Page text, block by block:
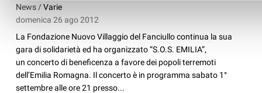
News /Varie
domenica 26 ago 2012
La Fondazione Nuovo Villaggio del Fanciullo continua la sua
gara di solidarietà ed ha organizzato “S.O.S. EMILIA”,
un concerto di beneficenza a favore dei popoli terremoti
dell’Emilia Romagna. Il concerto è in programma sabato 1°
settembre alle ore 21 presso...